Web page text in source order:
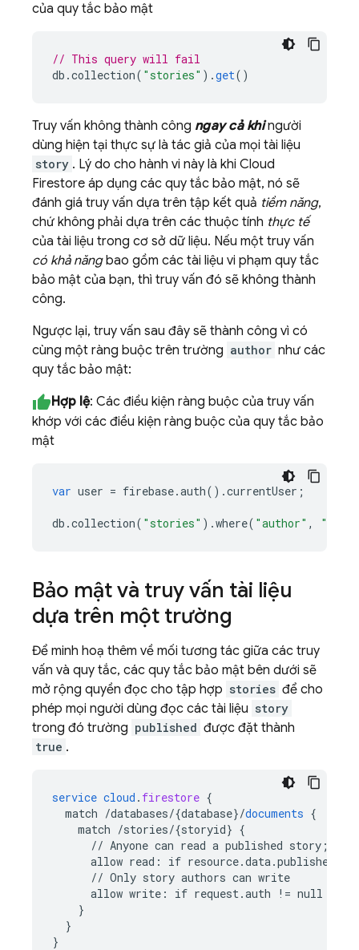
của quy tắc bảo mật
// This query will fail
db .collection( "stories" ).get()
Truy vấn không thành công ngay cả khingười
dùng hiện tại thực sự là tác giả của mọi tài liệu
story . Lý do cho hành vi này là khi Cloud
Firestore áp dụng các quy tắc bảo mật, nó sẽ
đánh giá truy vấn dựa trên tập kết quả tiềm năng,
chứ không phải dựa trên các thuộc tính thực tế
của tài liệu trong cơ sở dữ liệu. Nếu một truy vấn
có khả năngbao gồm các tài liệu vi phạm quy tắc
bảo mật của bạn, thì truy vấn đó sẽ không thành
công.
Ngược lại, truy vấn sau đây sẽ thành công vì có
cùng một ràng buộc trên trường author như các
quy tắc bảo mật:
Hợp lệ: Các điều kiện ràng buộc của truy vấn
khớp với các điều kiện ràng buộc của quy tắc bảo
mật
var user = firebase.auth() .currentUser ;
db .collection( "stories" ) .where( "author" , "=="
Bảo mật và truy vấn tài liệu
dựa trên một trường
Để minh hoạ thêm về mối tương tác giữa các truy
vấn và quy tắc, các quy tắc bảo mật bên dưới sẽ
mở rộng quyền đọc cho tập hợp stories để cho
phép mọi người dùng đọc các tài liệu story
trong đó trường published được đặt thành
true .
service cloud . firestore {
match /databases/{database}/documents {
match /stories/{storyid} {
// Anyone can read a published story ;
allow read : if resource.data.published
// Only story authors can write
allow write : if request.auth != null
}
}
}